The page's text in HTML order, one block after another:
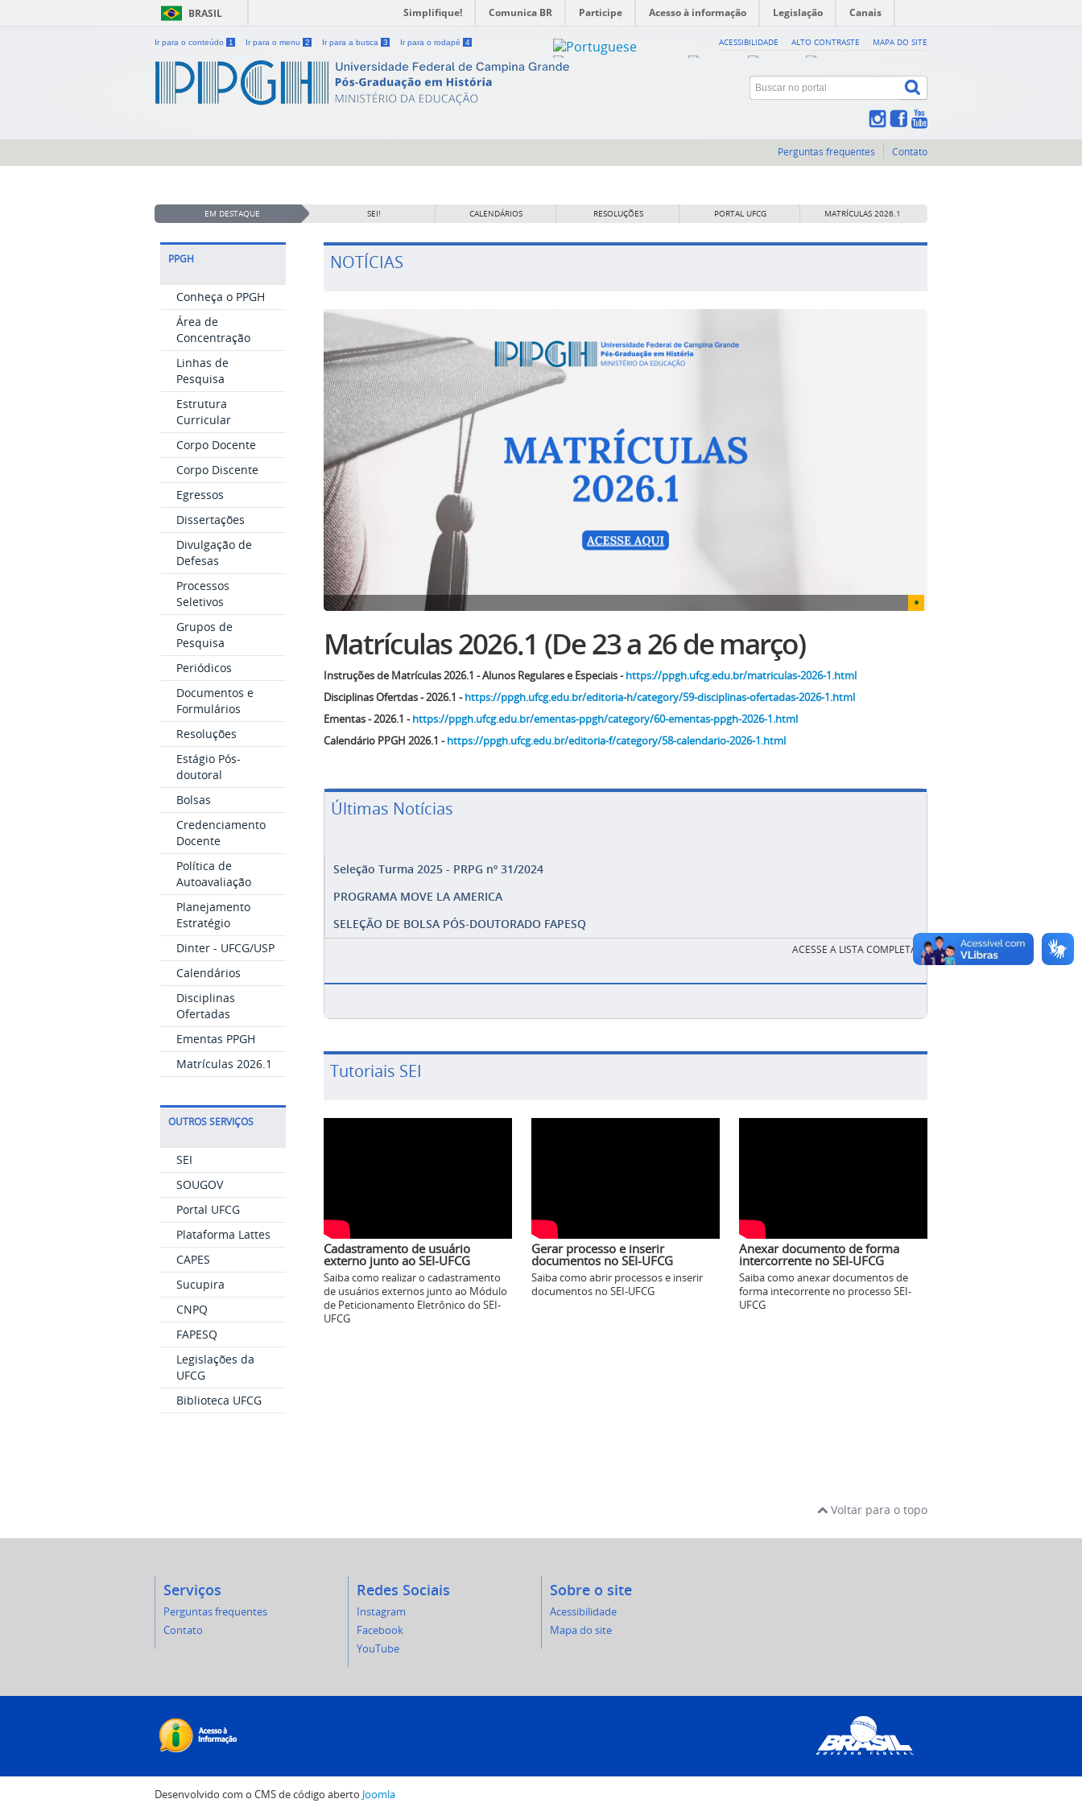
BRASIL Simplifique! Comunica BR Participe Acesso à informação Legislação Canais
Ir para o conteúdo 1 Ir para o menu 2 Ir para a busca 3 Ir para o rodapé 4 ACESSIBILIDADE ALTO CONTRASTE MAPA DO SITE
Perguntas frequentes Contato
EM DESTAQUE SEI! CALENDÁRIOS RESOLUÇÕES PORTAL UFCG MATRÍCULAS 2026.1
PPGH
Conheça o PPGH
Área de
Concentração
Linhas de
Pesquisa
Estrutura
Curricular
Corpo Docente
Corpo Discente
Egressos
Dissertações
Divulgação de
Defesas
Processos
Seletivos
Grupos de
Pesquisa
Periódicos
Documentos e
Formulários
Resoluções
Estágio Pós-
doutoral
Bolsas
Credenciamento
Docente
Política de
Autoavaliação
Planejamento
Estratégio
Dinter - UFCG/USP
Calendários
Disciplinas
Ofertadas
Ementas PPGH
Matrículas 2026.1
OUTROS SERVIÇOS
SEI
SOUGOV
Portal UFCG
Plataforma Lattes
CAPES
Sucupira
CNPQ
FAPESQ
Legislações da
UFCG
Biblioteca UFCG
NOTÍCIAS
Matrículas 2026.1 (De 23 a 26 de março)
Instruções de Matrículas 2026.1 - Alunos Regulares e Especiais -https://ppgh.ufcg.edu.br/matriculas-2026-1.html
Disciplinas Ofertdas - 2026.1 -https://ppgh.ufcg.edu.br/editoria-h/category/59-disciplinas-ofertadas-2026-1.html
Ementas - 2026.1 -https://ppgh.ufcg.edu.br/ementas-ppgh/category/60-ementas-ppgh-2026-1.html
Calendário PPGH 2026.1 -https://ppgh.ufcg.edu.br/editoria-f/category/58-calendario-2026-1.html
Últimas Notícias
Seleção Turma 2025 - PRPG nº 31/2024
PROGRAMA MOVE LA AMERICA
SELEÇÃO DE BOLSA PÓS-DOUTORADO FAPESQ
ACESSE A LISTA COMPLETA
Tutoriais SEI
Cadastramento de usuário
externo junto ao SEI-UFCG
Saiba como realizar o cadastramento
de usuários externos junto ao Módulo
de Peticionamento Eletrônico do SEI-
UFCG
Gerar processo e inserir
documentos no SEI-UFCG
Saiba como abrir processos e inserir
documentos no SEI-UFCG
Anexar documento de forma
intercorrente no SEI-UFCG
Saiba como anexar documentos de
forma intecorrente no processo SEI-
UFCG
Voltar para o topo
Serviços
Perguntas frequentes
Contato
Redes Sociais
Instagram
Facebook
YouTube
Sobre o site
Acessibilidade
Mapa do site
Desenvolvido com o CMS de código aberto Joomla